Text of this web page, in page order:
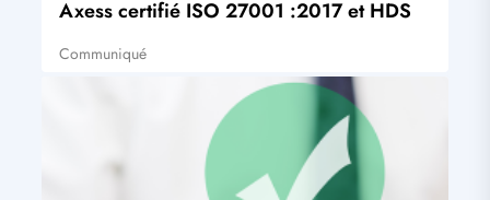
àAxess certifié ISO 27001 :2017 et HDS
Tags
Communiqué